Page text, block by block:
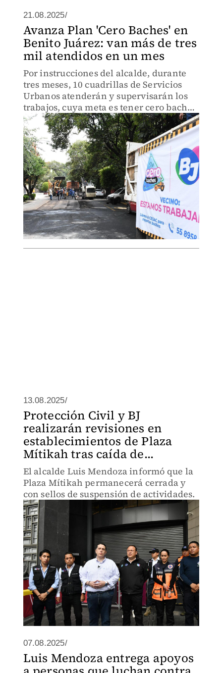
21.08.2025/
Avanza Plan 'Cero Baches' en
Benito Juárez: van más de tres
mil atendidos en un mes
Por instrucciones del alcalde, durante
tres meses, 10 cuadrillas de Servicios
Urbanos atenderán y supervisarán los
trabajos, cuya meta es tener cero baches
en la demarcación.
13.08.2025/
Protección Civil y BJ
realizarán revisiones en
establecimientos de Plaza
Mítikah tras caída de...
El alcalde Luis Mendoza informó que la
Plaza Mítikah permanecerá cerrada y
con sellos de suspensión de actividades.
07.08.2025/
Luis Mendoza entrega apoyos